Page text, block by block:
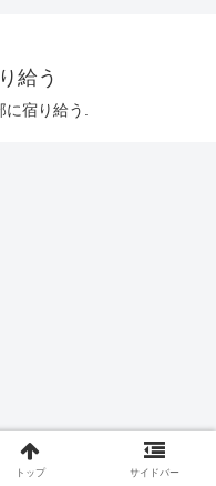
給う
宿り給う.
トップ サイドバー